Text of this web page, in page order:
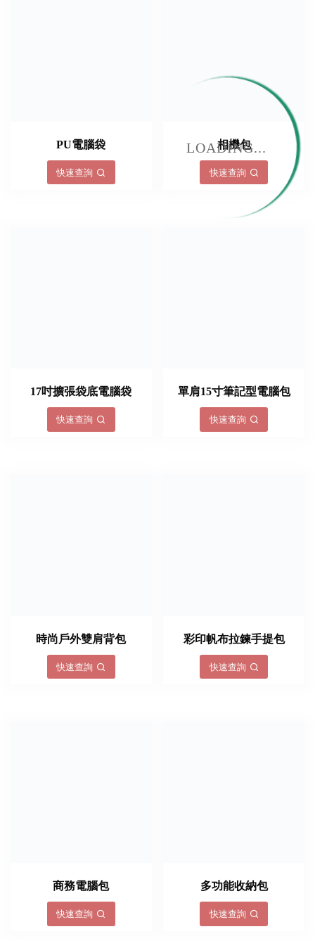
LOADING...
PU電腦袋
快速查詢
相機包
快速查詢
17吋擴張袋底電腦袋
快速查詢
單肩15寸筆記型電腦包
快速查詢
時尚戶外雙肩背包
快速查詢
彩印帆布拉鍊手提包
快速查詢
商務電腦包
快速查詢
多功能收納包
快速查詢